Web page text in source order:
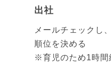
出社
メールチェックし
順位を決める
※育児のため1時間